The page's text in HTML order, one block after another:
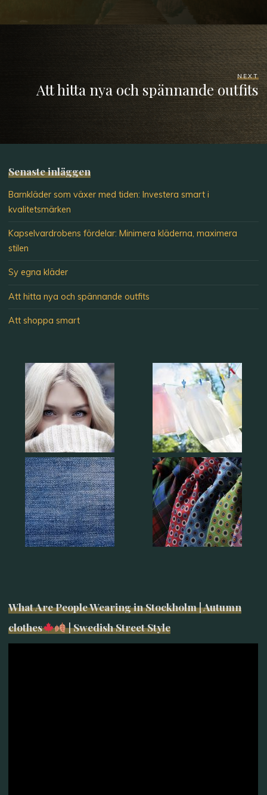
NEXT
Att hitta nya och spännande outfits
Senaste inläggen
Barnkläder som växer med tiden: Investera smart i
kvalitetsmärken
Kapselvardrobens fördelar: Minimera kläderna, maximera
stilen
Sy egna kläder
Att hitta nya och spännande outfits
Att shoppa smart
What Are People Wearing in Stockholm | Autumn
clothes
| Swedish Street Style